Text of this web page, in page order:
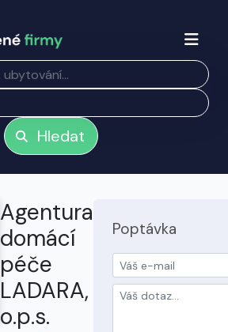
Hledat
Agentura
domácí
péče
LADARA,
o.p.s.
Poptávka